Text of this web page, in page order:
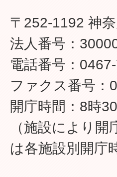
〒252-1192 神
法人番号：
電話番号：
ファクス番号：
開庁時間：8時
（施設により
は各施設別開庁